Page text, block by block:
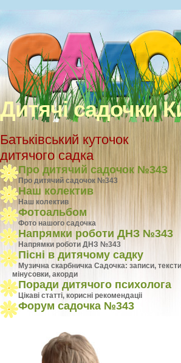
Дитячі садочки
Батьківський куточок
дитячого садка
Про дитячий садочок №343
Про дитячий садочок №343
Наш колектив
Наш колектив
Фотоальбом
Фото нашого садочка
Напрямки роботи ДНЗ №343
Напрямки роботи ДНЗ №343
Пісні в дитячому садку
Музична скарбничка Садочка: записи,
мінусовки, акорди
Поради дитячого психолога
Цiкавi статтi, кориснi рекомендацii
Форум садочка №343